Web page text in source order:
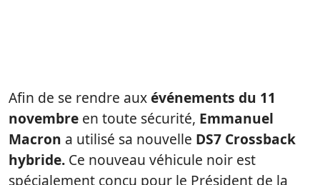
Afin de se rendre auxévénements du 11
novembre en toute sécurité, Emmanuel
Macron a utilisé sa nouvelle DS7 Crossback
hybride. Ce nouveau véhicule noir est
spécialement conçu pour le Président de la